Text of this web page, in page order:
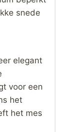
snede
elegant
voor een
het
het mes